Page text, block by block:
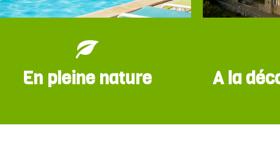
En pleine nature A la